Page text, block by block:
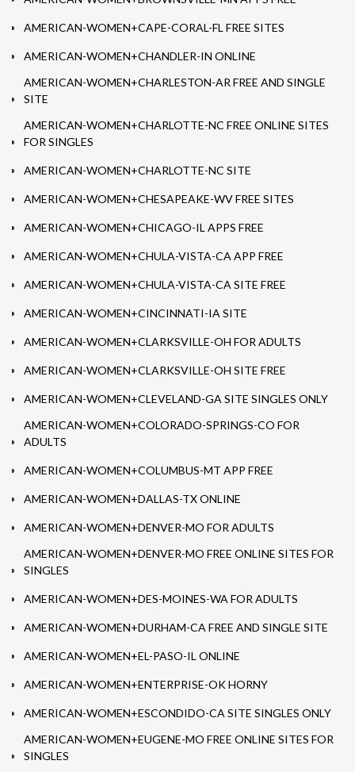
AMERICAN-WOMEN+CAPE-CORAL-FL FREE SITES
AMERICAN-WOMEN+CHANDLER-IN ONLINE
AMERICAN-WOMEN+CHARLESTON-AR FREE AND SINGLE
SITE
AMERICAN-WOMEN+CHARLOTTE-NC FREE ONLINE SITES
FOR SINGLES
AMERICAN-WOMEN+CHARLOTTE-NC SITE
AMERICAN-WOMEN+CHESAPEAKE-WV FREE SITES
AMERICAN-WOMEN+CHICAGO-IL APPS FREE
AMERICAN-WOMEN+CHULA-VISTA-CA APP FREE
AMERICAN-WOMEN+CHULA-VISTA-CA SITE FREE
AMERICAN-WOMEN+CINCINNATI-IA SITE
AMERICAN-WOMEN+CLARKSVILLE-OH FOR ADULTS
AMERICAN-WOMEN+CLARKSVILLE-OH SITE FREE
AMERICAN-WOMEN+CLEVELAND-GA SITE SINGLES ONLY
AMERICAN-WOMEN+COLORADO-SPRINGS-CO FOR
ADULTS
AMERICAN-WOMEN+COLUMBUS-MT APP FREE
AMERICAN-WOMEN+DALLAS-TX ONLINE
AMERICAN-WOMEN+DENVER-MO FOR ADULTS
AMERICAN-WOMEN+DENVER-MO FREE ONLINE SITES FOR
SINGLES
AMERICAN-WOMEN+DES-MOINES-WA FOR ADULTS
AMERICAN-WOMEN+DURHAM-CA FREE AND SINGLE SITE
AMERICAN-WOMEN+EL-PASO-IL ONLINE
AMERICAN-WOMEN+ENTERPRISE-OK HORNY
AMERICAN-WOMEN+ESCONDIDO-CA SITE SINGLES ONLY
AMERICAN-WOMEN+EUGENE-MO FREE ONLINE SITES FOR
SINGLES